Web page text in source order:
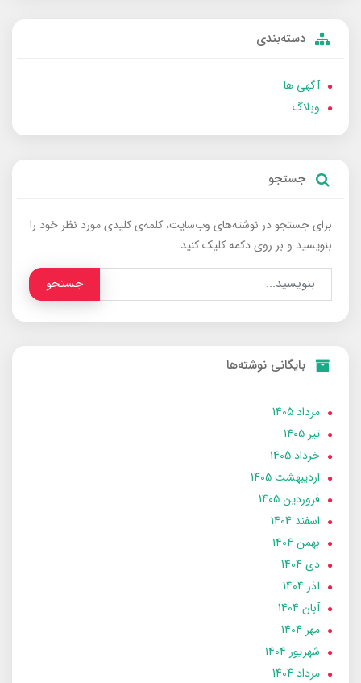
دسته‌بندی
آگهی ها
وبلاگ
جستجو
برای جستجو در نوشته‌های وب‌سایت، کلمه‌ی کلیدی مورد نظر خود را
بنویسید و بر روی دکمه کلیک کنید.
جستجو
بایگانی نوشته‌ها
مرداد 1405
تير 1405
خرداد 1405
ارديبهشت 1405
فروردین 1405
اسفند 1404
بهمن 1404
دی 1404
آذر 1404
آبان 1404
مهر 1404
شهریور 1404
مرداد 1404